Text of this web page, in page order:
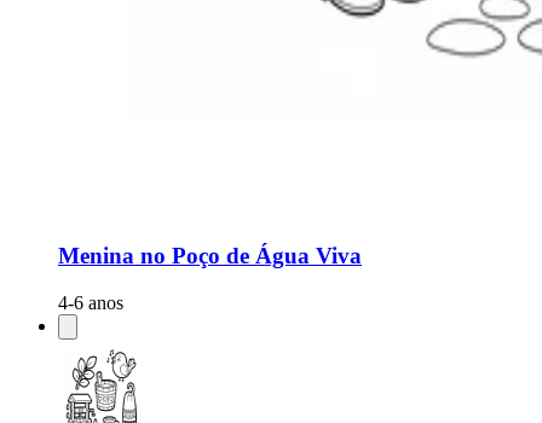
Menina no Poço de Água Viva
4-6 anos